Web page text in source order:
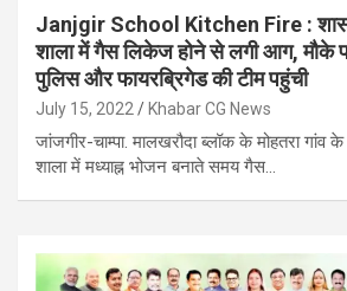
Janjgir School Kitchen Fire :
शाला में गैस लिकेज होने से लगी आग, मौके
पुलिस और फायरब्रिगेड की टीम पहुंची
July 15, 2022 Khabar CG News
जांजगीर-चाम्पा. मालखरौदा ब्लॉक के मोहतरा गांव
शाला में मध्याह्न भोजन बनाते समय गैस…